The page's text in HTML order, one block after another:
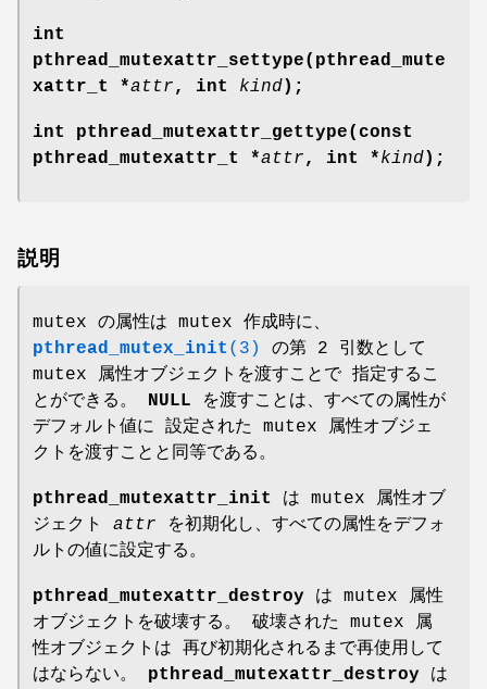
int
pthread_mutexattr_settype(pthread_mute
xattr_t *attr, int kind);
int pthread_mutexattr_gettype(const
pthread_mutexattr_t *attr, int *kind);
説明
mutex の属性は mutex 作成時に、
pthread_mutex_init (3)
の第 2 引数として
mutex 属性オブジェクトを渡すことで 指定するこ
とができる。
NULL を渡すことは、すべての属性が
デフォルト値に 設定された mutex 属性オブジェ
クトを渡すことと同等である。
pthread_mutexattr_init
は mutex 属性オブ
ジェクト attr を初期化し、すべての属性をデフォ
ルトの値に設定する。
pthread_mutexattr_destroy は mutex 属性
オブジェクトを破壊する。 破壊された mutex 属
性オブジェクトは 再び初期化されるまで再使用して
はならない。 pthread_mutexattr_destroy は